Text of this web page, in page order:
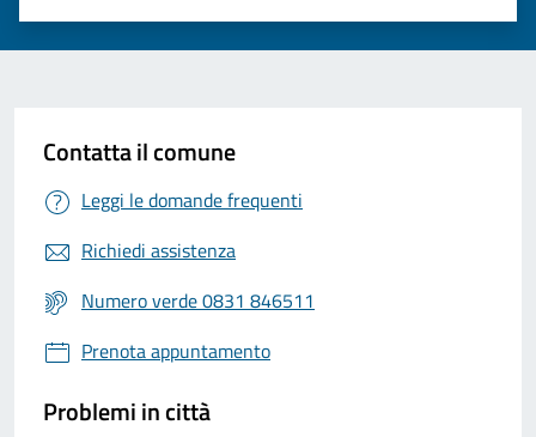
Valuta 5 stelle su 5
Valuta 4 stelle su 5
Valuta 3 stelle su 5
Valuta 2 stelle su 5
Valuta 1 stelle su 5
Contatta il comune
Leggi le domande frequenti
Richiedi assistenza
Numero verde 0831 846511
Prenota appuntamento
Problemi in città